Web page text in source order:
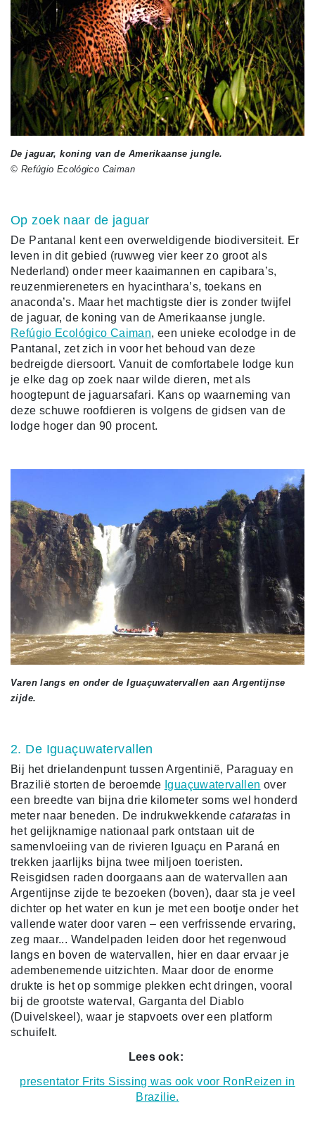
De jaguar, koning van de Amerikaanse jungle.
© Refúgio Ecológico Caiman
Op zoek naar de jaguar
De Pantanal kent een overweldigende biodiversiteit. Er
leven in dit gebied (ruwweg vier keer zo groot als
Nederland) onder meer kaaimannen en capibara’s,
reuzenmiereneters en hyacinthara’s, toekans en
anaconda’s. Maar het machtigste dier is zonder twijfel
de jaguar, de koning van de Amerikaanse jungle.
Refúgio Ecológico Caiman, een unieke ecolodge in de
Pantanal, zet zich in voor het behoud van deze
bedreigde diersoort. Vanuit de comfortabele lodge kun
je elke dag op zoek naar wilde dieren, met als
hoogtepunt de jaguarsafari. Kans op waarneming van
deze schuwe roofdieren is volgens de gidsen van de
lodge hoger dan 90 procent.
Varen langs en onder de Iguaçuwatervallen aan Argentijnse
zijde.
2. De Iguaçuwatervallen
Bij het drielandenpunt tussen Argentinië, Paraguay en
Brazilië storten de beroemde Iguaçuwatervallen over
een breedte van bijna drie kilometer soms wel honderd
meter naar beneden. De indrukwekkendecataratas in
het gelijknamige nationaal park ontstaan uit de
samenvloeiing van de rivieren Iguaçu en Paraná en
trekken jaarlijks bijna twee miljoen toeristen.
Reisgidsen raden doorgaans aan de watervallen aan
Argentijnse zijde te bezoeken (boven), daar sta je veel
dichter op het water en kun je met een bootje onder het
vallende water door varen – een verfrissende ervaring,
zeg maar... Wandelpaden leiden door het regenwoud
langs en boven de watervallen, hier en daar ervaar je
adembenemende uitzichten. Maar door de enorme
drukte is het op sommige plekken echt dringen, vooral
bij de grootste waterval, Garganta del Diablo
(Duivelskeel), waar je stapvoets over een platform
schuifelt.
Lees ook:
presentator Frits Sissing was ook voor RonReizen in
Brazilie.